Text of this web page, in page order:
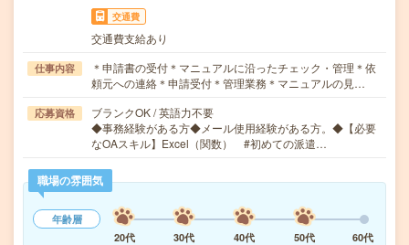
交通費
交通費支給あり
仕事内容
＊申請書の受付＊マニュアルに沿ったチェック・管理＊依
頼元への連絡＊申請受付＊管理業務＊マニュアルの見…
応募資格
ブランクOK / 英語力不要
◆事務経験がある方◆メール使用経験がある方。◆【必要
なOAスキル】Excel（関数） #初めての派遣…
職場の雰囲気
年齢層
20代
30代 40代 50代
60代